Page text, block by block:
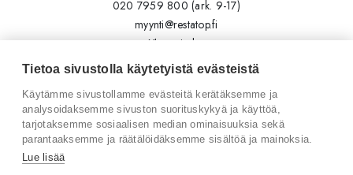
020 7959 800 (ark. 9-17)
myynti@restatop.fi
Yhteystiedot
Lähetä viesti
Seuraa meitä
Tilaa uutiskirje
Tietoa sivustolla käytetyistä evästeistä
Käytämme sivustollamme evästeitä kerätäksemme ja
analysoidaksemme sivuston suorituskykyä ja käyttöä,
tarjotaksemme sosiaalisen median ominaisuuksia sekä
parantaaksemme ja räätälöidäksemme sisältöä ja mainoksia.
Lue lisää